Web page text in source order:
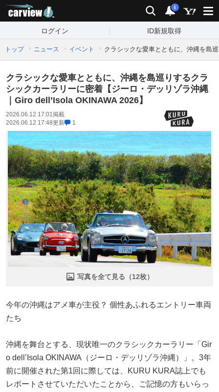
検索 通知
i
ログイン ID新規取得
トップ ニュース イベント クラシックな愛車とともに、沖縄を島
クラシックな愛車とともに、沖縄を島巡りするクラ
シックカーラリーに密着【ジーロ・デッリゾラ沖縄
｜Giro dell’Isola OKINAWA 2026】
2026.06.12 17:01掲載
2026.06.12 17:48更新 1
写真を全て見る（12枚）
今年の沖縄はアメ車が主役？ 個性あふれるエントリー車両
たち
沖縄を舞台とする、現状唯一のクラシックカーラリー「Gir
o dell’Isola OKINAWA（ジーロ・デッリゾラ沖縄）」。3年
前に開催された第1回に際しては、KURU KURA誌上でも
レポートさせていただいたことから、ご記憶の方もいらっ